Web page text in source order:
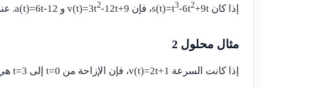
إذا كان s(t)=t3-6t2+9t ، فإن v(t)=3t2-12t+9 و a(t)=6t-12
.
مثال محلول 2
إذا كانت السرعة v(t)=2t+1، فإن الإزاحة من t=0 إلى t=3